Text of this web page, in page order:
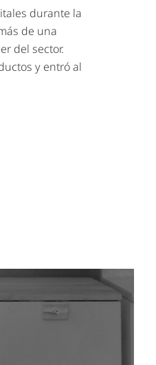
durante la
de una
del sector.
y entró al